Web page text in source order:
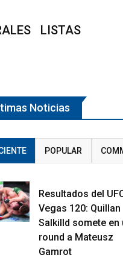
LISTAS
Noticias
POPULAR
Resultados del
Vegas 120: Quillan
Salkilld somete en
round a Mateusz
Gamrot